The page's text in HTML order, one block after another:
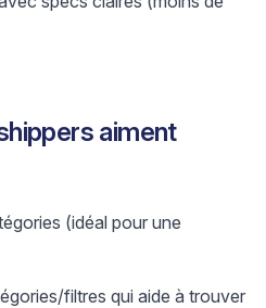
aiment
(idéal pour une
filtres qui aide à trouver